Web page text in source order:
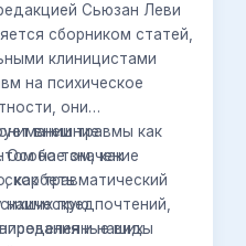
Сьюзан Леви
сборником статей,
клиницистами
на психическое
они
травмы как
на том, как
предпочтений,
и наших
внешние
Особое значение
как травматический
виды